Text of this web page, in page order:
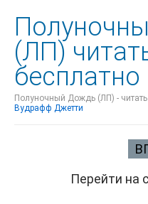
(ЛП)
бесплатно
Полуночный Дождь (ЛП) - читать
Вудрафф Джетти
Перейти на